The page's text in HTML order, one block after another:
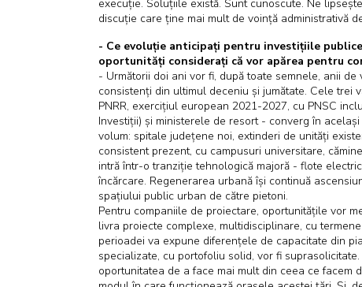
execuție. Soluțiile există. Sunt cunoscute. Ne
discuție care ține mai mult de voință administrativă
- Ce evoluție anticipați pentru investițiile
oportunități considerați că vor apărea pentru
- Următorii doi ani vor fi, după toate semnele, anii
consistenți din ultimul deceniu și jumătate. Cele
PNRR, exercițiul european 2021-2027, cu PNSC
Investiții) și ministerele de resort - converg în
volum: spitale județene noi, extinderi de unități
consistent prezent, cu campusuri universitare,
intră într-o tranziție tehnologică majoră - flote
încărcare. Regenerarea urbană își continuă
spațiului public urban de către pietoni.
Pentru companiile de proiectare, oportunitățile vor
livra proiecte complexe, multidisciplinare, cu
perioadei va expune diferențele de capacitate din
specializate, cu portofoliu solid, vor fi
oportunitatea de a face mai mult din ceea ce facem